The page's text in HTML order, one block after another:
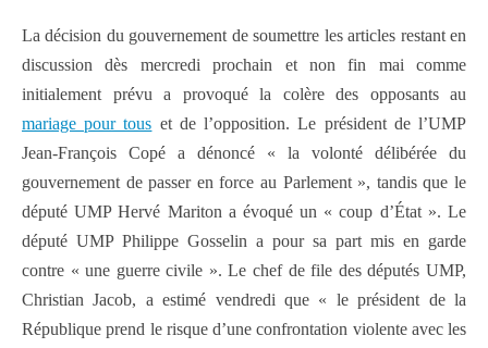
La décision du gouvernement de soumettre les articles restant en
discussion dès mercredi prochain et non fin mai comme
initialement prévu a provoqué la colère des opposants au
mariage pour tous et de l’opposition. Le président de l’UMP
Jean-François Copé a dénoncé « la volonté délibérée du
gouvernement de passer en force au Parlement », tandis que le
député UMP Hervé Mariton a évoqué un « coup d’État ». Le
député UMP Philippe Gosselin a pour sa part mis en garde
contre « une guerre civile ». Le chef de file des députés UMP,
Christian Jacob, a estimé vendredi que « le président de la
République prend le risque d’une confrontation violente avec les